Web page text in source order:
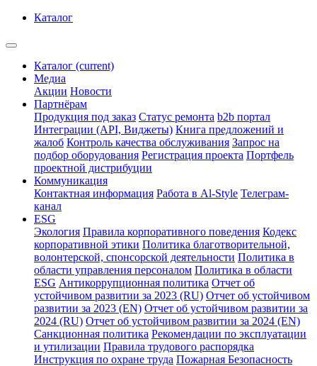
Каталог
Каталог (current)
Медиа
Акции Новости
Партнёрам
Продукция под заказ Статус ремонта b2b портал
Интеграции (API, Виджеты) Книга предложений и
жалоб Контроль качества обслуживания Запрос на
подбор оборудования Регистрация проекта Портфель
проектной дистрибуции
Коммуникация
Контактная информация Работа в Al-Style Телеграм-
канал
ESG
Экология Правила корпоративного поведения Кодекс
корпоративной этики Политика благотворительной,
волонтерской, спонсорской деятельности Политика в
области управления персоналом Политика в области
ESG Антикоррупционная политика Отчет об
устойчивом развитии за 2023 (RU) Отчет об устойчивом
развитии за 2023 (EN) Отчет об устойчивом развитии за
2024 (RU) Отчет об устойчивом развитии за 2024 (EN)
Санкционная политика Рекомендации по эксплуатации
и утилизации Правила трудового распорядка
Инструкция по охране труда Пожарная Безопасность